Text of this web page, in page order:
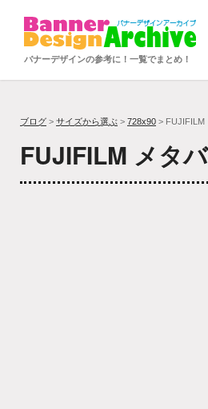
バナーデザインの参考に！一覧でまとめ！
ブログ > サイズから選ぶ > 728x90 > FUJIFILM
FUJIFILM メタ